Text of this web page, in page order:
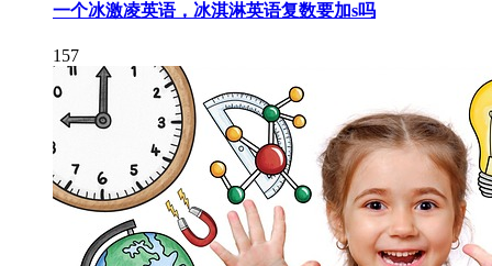
一个冰激凌英语，冰淇淋英语复数要加s吗
157